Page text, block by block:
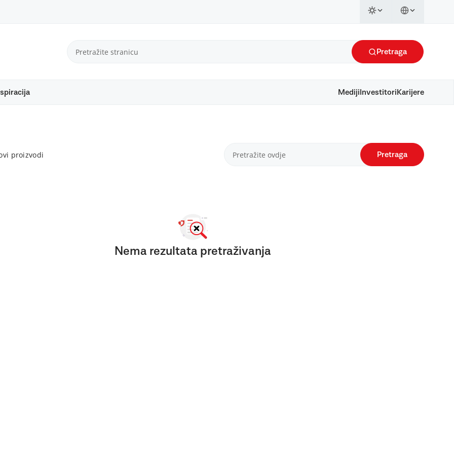
Pretraga
Mediji Investitori Karijere
proizvodi Pretraga
Nema rezultata pretraživanja